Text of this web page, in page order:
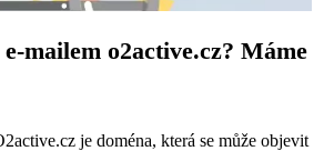
mailem o2active.cz? Máme
je doména, která se může objevit